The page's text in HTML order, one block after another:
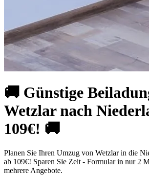
🚚 Günstige
Wetzlar nach
109€! 🚚
Planen Sie Ihren Umzug von Wetzlar in die
ab 109€! Sparen Sie Zeit - Formular in nur 2
mehrere Angebote.